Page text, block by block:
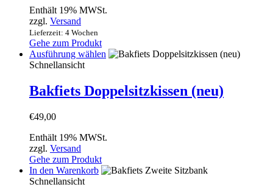
Enthält 19% MWSt.
zzgl. Versand
Lieferzeit: 4 Wochen
Gehe zum Produkt
Ausführung wählen Dieses
mehrere
Varianten
der
Produktseite
Schnellansicht
Bakfiets Doppelsitzkissen (neu)
€49,00
Enthält 19% MWSt.
zzgl. Versand
Gehe zum Produkt
In den Warenkorb
Schnellansicht